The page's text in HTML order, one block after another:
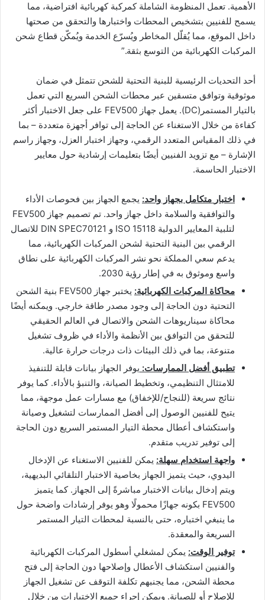
الأهمية. تعمل المنظومة الشاملة كمركبة كهربائية افتراضية، مما
يسمح للفنيين بتشخيص المحطات واختبارها والتحقق من صحتها
داخل الموقع، مما يُقلّل المخاطر ويُسرّع الخدمة ويُمكّن قطاع شحن
المركبات الكهربائية من التوسع بثقة.”
أحد التحديات الرئيسية للبنية التحتية للشحن تتمثل في ضمان
موثوقية وتوافق متسقين عبر محطات الشحن السريع التي تعمل
بالتيار المستمر(DC). يعمل جهاز FEV500 على جعل الاختبار أكثر
كفاءة من خلال الاستغناء عن الحاجة إلى توافر أجهزة متعددة – بما
في ذلك المقياس المتعدد الرقمي، وجهاز اختبار العزل، وجهاز راسم
الإشارة – مع تزويد الفنيين أيضًا بتعليمات إرشادية حول معايير
الاختبار الحاسمة.
اختبار متكامل بجهاز واحد: يجمع الجهاز بين فحوصات الأداء
والتوافقية والسلامة داخل جهاز واحد. تم تصميم جهاز FEV500
لتلبية المعايير الدولية ISO 15118 و DIN SPEC70121 للاتصال
الرقمي بين البنية التحتية لشحن المركبات الكهربائية، مما
يدعم سعي المملكة نحو نشر المركبات الكهربائية على نطاق
واسع وموثوق به في إطار رؤية 2030.
محاكاة المركبات الكهربائية:
يختبر جهاز FEV500 بنية الشحن
التحتية دون الحاجة إلى وجود مصدر طاقة خارجي. ويمكنه أيضًا
محاكاة سيناريوهات الشحن والاتصال في العالم الحقيقي
للتحقق من التوافق بين الأنظمة والأداء في ظروف تشغيل
متنوعة، بما في ذلك البيئات ذات درجات حرارة عالية.
تطبيق أفضل الممارسات: يوفر الجهاز بيانات قابلة للتنفيذ
للامتثال التنظيمي، وتخطيط الصيانة، والتنبؤ بالأداء. كما يوفر
نتائج سريعة (للنجاح/للإخفاق) مع مسارات عمل موجهة، مما
يتيح للفنيين الوصول إلى أفضل الممارسات لتشغيل وصيانة
واستكشاف أعطال محطة التيار المستمر السريع دون الحاجة
إلى توفير تدريب متقدم.
واجهة استخدام سهلة: يمكن للفنيين الاستغناء عن الإدخال
اليدوي، حيث يتميز الجهاز بخاصية الاختبار التلقائي البديهية،
ويتم إدخال بيانات الاختبار مباشرةً إلى الجهاز. كما يتميز
FEV500 بكونه جهازًا محمولًا وهو يوفر إرشادات واضحة حول
ما ينبغي اختباره، حتى بالنسبة لمحطات التيار المستمر
السريعة والمعقدة.
توفير الوقت: يمكن لمشغلي أسطول المركبات الكهربائية
والفنيين استكشاف الأعطال وإصلاحها دون الحاجة إلى فتح
محطة الشحن، مما يجنبهم تكلفة التوقف عن تشغيل الجهاز
للإصلاح أو للصيانة. ويمكن إجراء جميع الاختبارات من خلال